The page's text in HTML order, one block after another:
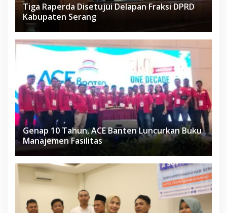
Tiga Raperda Disetujui Delapan Fraksi DPRD
Kabupaten Serang
Genap 10 Tahun, ACE Banten Luncurkan Buku
Manajemen Fasilitas